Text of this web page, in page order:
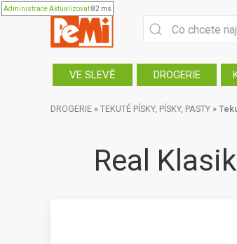
AdministraceAktualizovat82 ms
VE SLEVĚ DROGERIE
DROGERIE » TEKUTÉ PÍSKY, PÍSKY, PASTY »
Real